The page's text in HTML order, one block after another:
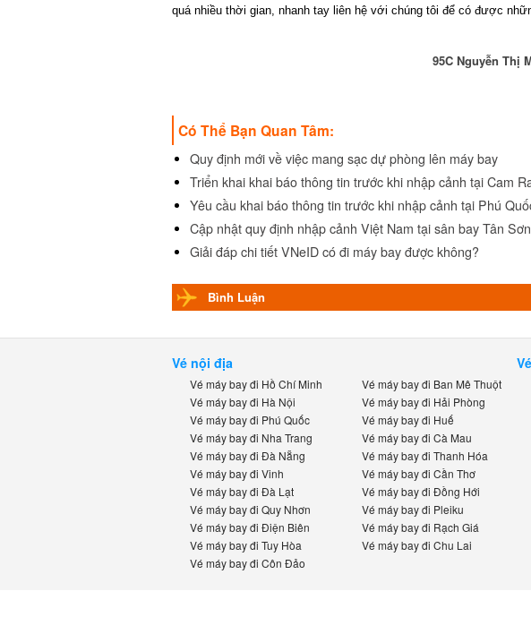
quá nhiều thời gian, nhanh tay liên hệ với chúng tôi để có được
95C Nguyễn Thị
Có Thể Bạn Quan Tâm:
Quy định mới về việc mang sạc dự phòng lên máy bay
Triển khai khai báo thông tin trước khi nhập cảnh tại Cam
Yêu cầu khai báo thông tin trước khi nhập cảnh tại Phú Quốc
Cập nhật quy định nhập cảnh Việt Nam tại sân bay Tân Sơn
Giải đáp chi tiết VNeID có đi máy bay được không?
Bình Luận
Vé nội địa
Vé máy bay đi Hồ Chí Minh
Vé máy bay đi Hà Nội
Vé máy bay đi Phú Quốc
Vé máy bay đi Nha Trang
Vé máy bay đi Đà Nẵng
Vé máy bay đi Vinh
Vé máy bay đi Đà Lạt
Vé máy bay đi Quy Nhơn
Vé máy bay đi Điện Biên
Vé máy bay đi Tuy Hòa
Vé máy bay đi Côn Đảo
Vé máy bay đi Ban Mê Thuột
Vé máy bay đi Hải Phòng
Vé máy bay đi Huế
Vé máy bay đi Cà Mau
Vé máy bay đi Thanh Hóa
Vé máy bay đi Cần Thơ
Vé máy bay đi Đồng Hới
Vé máy bay đi Pleiku
Vé máy bay đi Rạch Giá
Vé máy bay đi Chu Lai